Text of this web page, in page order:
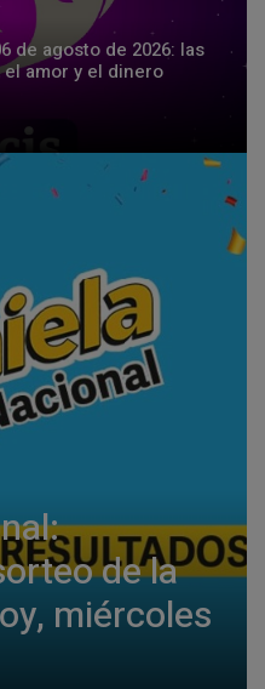
de agosto de 2026: las
amor y el dinero
de la
miércoles